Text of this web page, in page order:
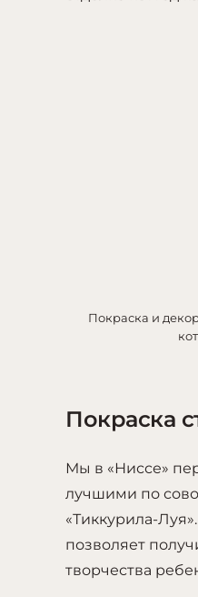
Покраска и
Покраска
Мы в «Ниссе»
лучшими по
«Тиккурила-
позволяет
творчества